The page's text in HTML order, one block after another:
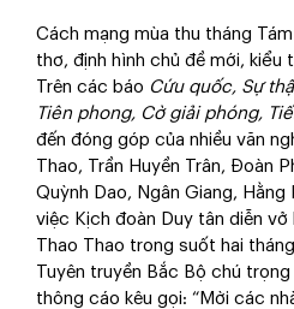
Cách mạng mùa thu tháng
thơ, định hình chủ đề mới, kiểu
Trên các báo Cứu quốc, Sự
Tiên phong, Cờ giải phóng,
đến đóng góp của nhiều văn
Thao, Trần Huyền Trân, Đoàn
Quỳnh Dao, Ngân Giang,
việc Kịch đoàn Duy tân diễn vở
Thao Thao trong suốt hai
Tuyên truyền Bắc Bộ chú
thông cáo kêu gọi: “Mời các